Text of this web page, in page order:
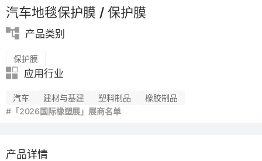
汽车地毯保护膜 / 保护膜
产品类别
保护膜
应用行业
汽车 建材与基建 塑料制品
橡胶制品
#「2026国际橡塑展」展商名单
产品详情